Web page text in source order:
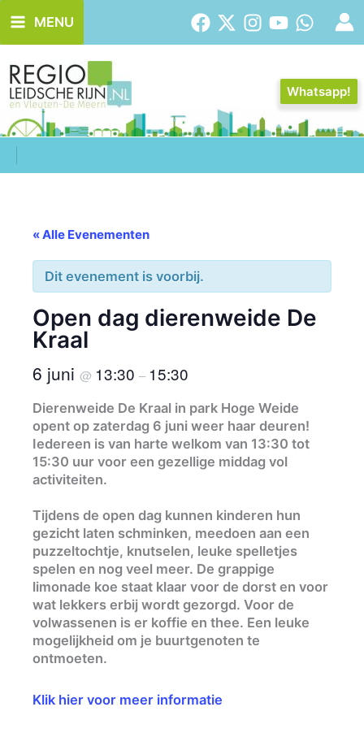
naar
de
inhoud
MENU
Whatsapp!
« Alle Evenementen
Dit evenement is voorbij.
Open dag dierenweide De
Kraal
6 juni @ 13:30 – 15:30
Dierenweide De Kraal in park Hoge Weide
opent op zaterdag 6 juni weer haar deuren!
Iedereen is van harte welkom van 13:30 tot
15:30 uur voor een gezellige middag vol
activiteiten.
Tijdens de open dag kunnen kinderen hun
gezicht laten schminken, meedoen aan een
puzzeltochtje, knutselen, leuke spelletjes
spelen en nog veel meer. De grappige
limonade koe staat klaar voor de dorst en voor
wat lekkers erbij wordt gezorgd. Voor de
volwassenen is er koffie en thee. Een leuke
mogelijkheid om je buurtgenoten te
ontmoeten.
Klik hier voor meer informatie